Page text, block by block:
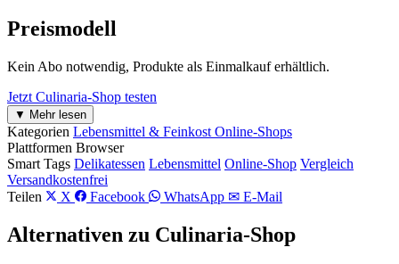
Preismodell
Kein Abo notwendig, Produkte als Einmalkauf erhältlich.
Jetzt Culinaria-Shop testen
▼ Mehr lesen
Kategorien Lebensmittel & Feinkost Online-Shops
Plattformen Browser
Smart Tags Delikatessen Lebensmittel Online-Shop Vergleich
Versandkostenfrei
Teilen
X Facebook WhatsApp ✉ E-Mail
Alternativen zu Culinaria-Shop